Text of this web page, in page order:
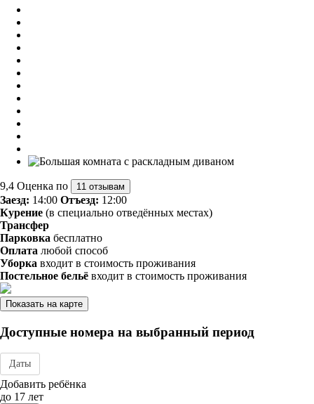
9,4 Оценка по 11 отзывам
Заезд: 14:00 Отъезд: 12:00
Курение (в специально отведённых местах)
Трансфер
Парковка бесплатно
Оплата любой способ
Уборка входит в стоимость проживания
Постельное бельё входит в стоимость проживания
Показать на карте
Доступные номера на выбранный период
Даты
Дата заезда - отъезда
Добавить ребёнка
до 17 лет